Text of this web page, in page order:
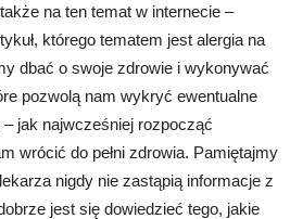
na ten temat w internecie –
którego tematem jest alergia na
dbać o swoje zdrowie i wykonywać
pozwolą nam wykryć ewentualne
jak najwcześniej rozpocząć
wrócić do pełni zdrowia. Pamiętajmy
nigdy nie zastąpią informacje z
jest się dowiedzieć tego, jakie